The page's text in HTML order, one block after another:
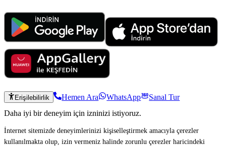
Erişilebilirlik Hemen Ara WhatsApp
Sanal Tur
Daha iyi bir deneyim için izninizi istiyoruz.
İnternet sitemizde deneyimlerinizi kişiselleştirmek amacıyla çerezler
kullanılmakta olup, izin vermeniz halinde zorunlu çerezler haricindeki